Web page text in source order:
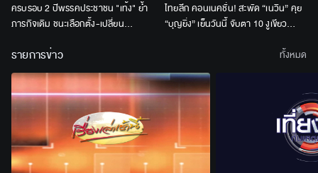
ครบรอบ 2 ปีพรรคประชาชน "เท้ง" ย้ำ
ภารกิจเดิม ชนะเลือกตั้ง-เปลี่ยน
ไทยลีก คอนเนคชั่น! สะพัด “เนวิน” คุย
“บุญยิ่ง” เย็นวันนี้ จับตา 10 งูเขียว
รายการข่าว ทั้งหมด